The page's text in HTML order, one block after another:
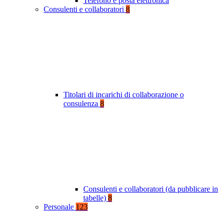
Consulenti e collaboratori 8
Titolari di incarichi di collaborazione o
consulenza 8
Consulenti e collaboratori (da pubblicare in
tabelle) 8
Personale 123